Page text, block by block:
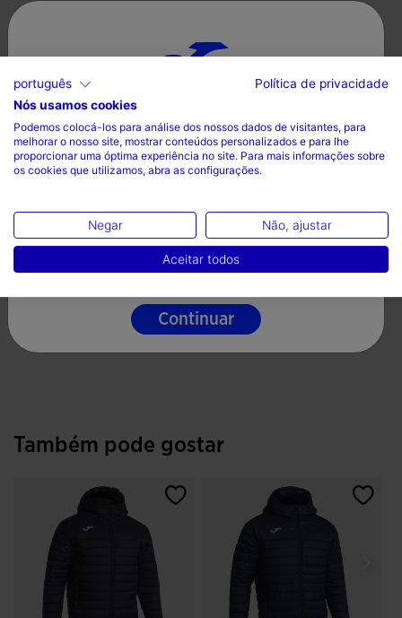
mas não adiciona peso extra. Para maior comodidade, o
na zona do queixo, evitando qualquer atrito ou irritação.
*Nos tamanhos Junior não se incluem cordões
Logótipo Joma bordado.
Tecido quente e confortável
Tecido principal 100% Nylon / Forro interior 100%
Poliéster
Cuidados
Lavar na máquina sem exceder 30 graus
Não utilizar lixívia
Engomar à temperatura máxima de 110 graus
Não lavar a seco
Também pode gostar
Escolha seu país e idioma
País
Portugal
Idioma
Português
Continuar
português
Política de privacidade
Nós usamos cookies
Podemos colocá-los para análise dos nossos dados de visitantes, para
melhorar o nosso site, mostrar conteúdos personalizados e para lhe
proporcionar uma óptima experiência no site. Para mais informações sobre
os cookies que utilizamos, abra as configurações.
Negar Não, ajustar
Aceitar todos